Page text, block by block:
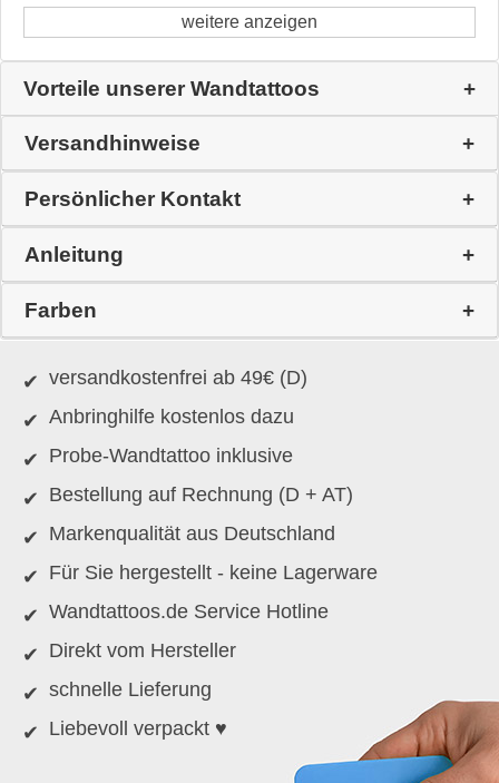
weitere anzeigen
Vorteile unserer Wandtattoos
Versandhinweise
Persönlicher Kontakt
Anleitung
Farben
versandkostenfrei ab 49€ (D)
Anbringhilfe kostenlos dazu
Probe-Wandtattoo inklusive
Bestellung auf Rechnung (D + AT)
Markenqualität aus Deutschland
Für Sie hergestellt - keine Lagerware
Wandtattoos.de Service Hotline
Direkt vom Hersteller
schnelle Lieferung
Liebevoll verpackt ♥